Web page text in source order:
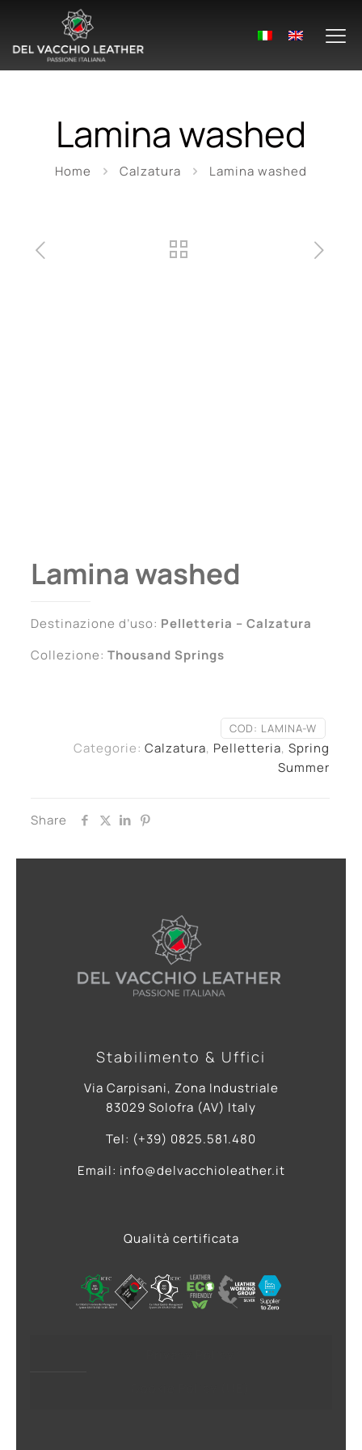
Lamina washed
Home Calzatura Lamina washed
Lamina washed
Destinazione d’uso: Pelletteria – Calzatura
Collezione: Thousand Springs
COD: LAMINA-W
Categorie: Calzatura, Pelletteria, Spring
Summer
Share
Stabilimento & Uffici
Via Carpisani, Zona Industriale
83029 Solofra (AV) Italy
Tel: (+39) 0825.581.480
Email: info@delvacchioleather.it
Qualità certificata